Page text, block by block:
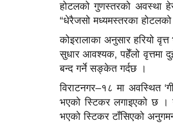
होटलको गुणस्तरको अवस्था
“धेरैजसो मध्यमस्तरका
कोइरालाका अनुसार हरियो
सुधार आवश्यक, पहेँलो वृत्तमा
बन्द गर्ने सङ्केत गर्दछ ।
विराटनगर–१८ मा अवस्थित
भएको स्टिकर लगाइएको छ ।
भएको स्टिकर टाँसिएको